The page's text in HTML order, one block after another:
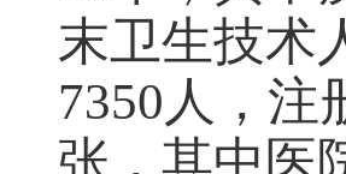
末卫生技术
7350人，注
张，其中医